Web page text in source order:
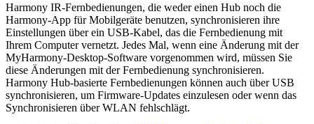
Harmony IR-Fernbedienungen, die weder einen Hub noch die
Harmony-App für Mobilgeräte benutzen, synchronisieren ihre
Einstellungen über ein USB-Kabel, das die Fernbedienung mit
Ihrem Computer vernetzt. Jedes Mal, wenn eine Änderung mit der
MyHarmony-Desktop-Software vorgenommen wird, müssen Sie
diese Änderungen mit der Fernbedienung synchronisieren.
Harmony Hub-basierte Fernbedienungen können auch über USB
synchronisieren, um Firmware-Updates einzulesen oder wenn das
Synchronisieren über WLAN fehlschlägt.